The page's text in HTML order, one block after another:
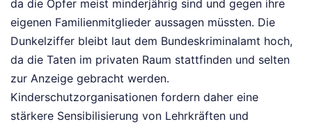
da die Opfer meist minderjährig sind und gegen ihre
eigenen Familienmitglieder aussagen müssten. Die
Dunkelziffer bleibt laut dem Bundeskriminalamt hoch,
da die Taten im privaten Raum stattfinden und selten
zur Anzeige gebracht werden.
Kinderschutzorganisationen fordern daher eine
stärkere Sensibilisierung von Lehrkräften und